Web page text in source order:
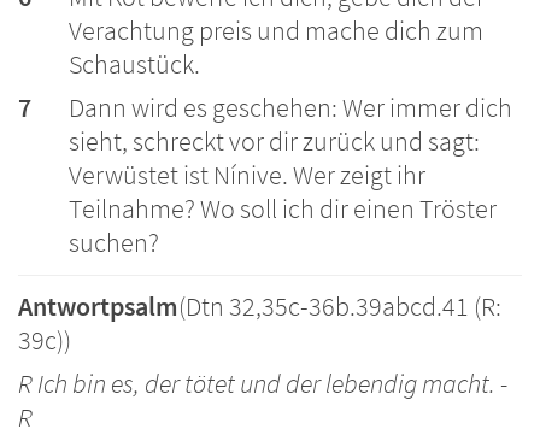
Verachtung preis und mache dich zum
Schaustück.
7
Dann wird es geschehen: Wer immer dich
sieht, schreckt vor dir zurück und sagt:
Verwüstet ist Nínive. Wer zeigt ihr
Teilnahme? Wo soll ich dir einen Tröster
suchen?
Antwortpsalm(Dtn 32,35c-36b.39abcd.41 (R:
39c))
R Ich bin es, der tötet und der lebendig macht. -
R